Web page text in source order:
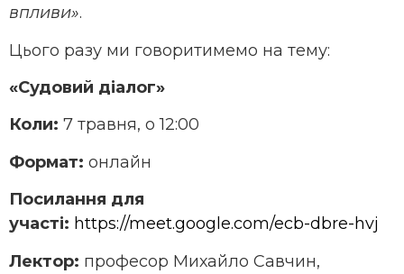
впливи».
Цього разу ми говоритимемо на тему:
«Судовий діалог»
Коли: 7 травня, о 12:00
Формат: онлайн
Посилання для
участі: https://meet.google.com/ecb-dbre-hvj
Лектор: професор Михайло Савчин,